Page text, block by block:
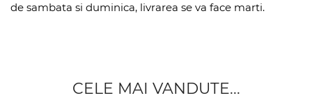
de sambata si duminica, livrarea se va face marti.
CELE MAI VANDUTE...